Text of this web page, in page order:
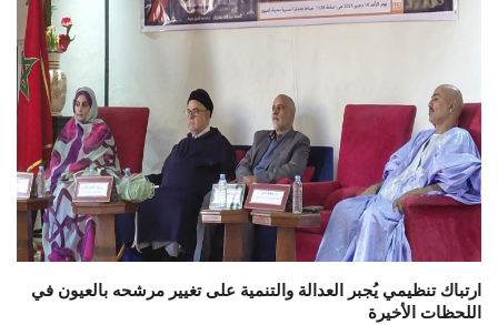
ارتباك تنظيمي يُجبر العدالة والتنمية على تغيير مرشحه بالعيون في
اللحظات الأخيرة